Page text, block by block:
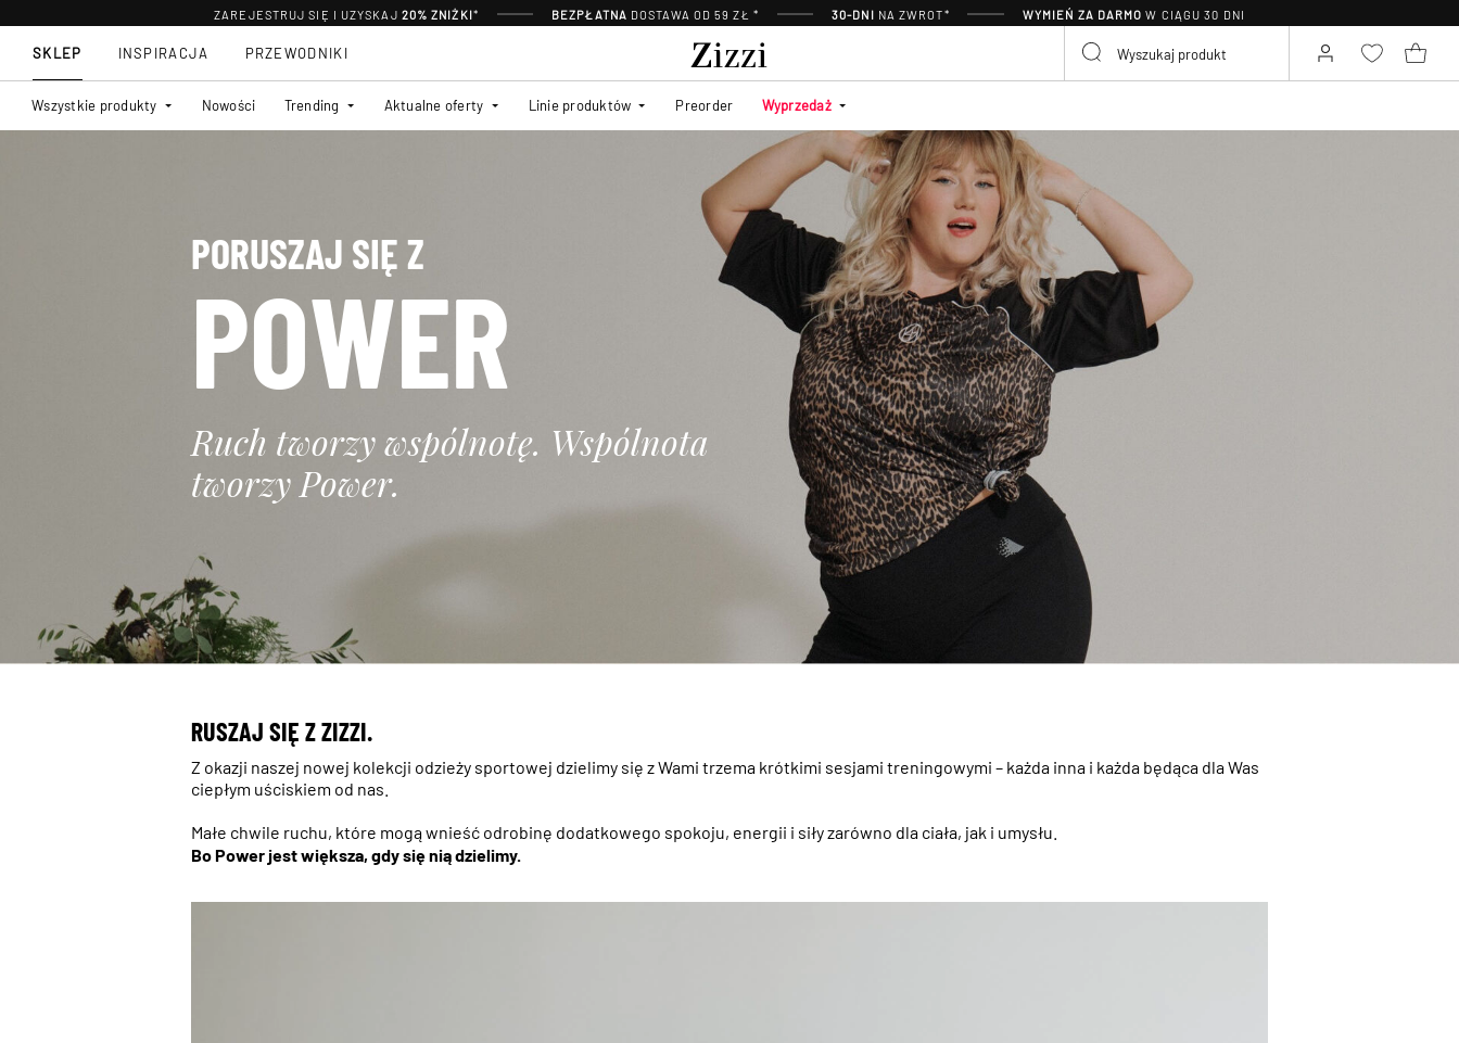
ZAREJESTRUJ SIĘ I UZYSKAJ 20% ZNIŻKI* BEZPŁATNA DOSTAWA OD 59 ZŁ * 30-DNI NA ZWROT* WYMIEŃ ZA DARMO W CIĄGU 30 DNI
SKLEP
Wszystkie produkty Nowości Trending Aktualne oferty Linie produktów Preorder Wyprzedaż
INSPIRACJA PRZEWODNIKI
PORUSZAJ SIĘ Z
POWER
Ruch tworzy wspólnotę. Wspólnota
tworzy Power.
RUSZAJ SIĘ Z ZIZZI.
Z okazji naszej nowej kolekcji odzieży sportowej dzielimy się z Wami trzema krótkimi sesjami treningowymi – każda inna i każda będąca dla Was
ciepłym uściskiem od nas.
Małe chwile ruchu, które mogą wnieść odrobinę dodatkowego spokoju, energii i siły zarówno dla ciała, jak i umysłu.
Bo Power jest większa, gdy się nią dzielimy.